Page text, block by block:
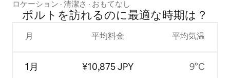
スのラグジュアリー
ロケーション · 清潔さ · おもてなし
ポルトを訪⁠れ⁠るの⁠に最⁠適⁠な時⁠期⁠は⁠？
月
1月
平均料金
¥10,875 JPY
平均気温
9°C